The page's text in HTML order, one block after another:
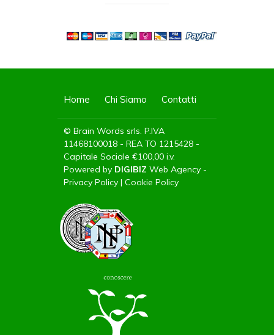
Home Chi Siamo Contatti
© Brain Words srls. P.IVA
11468100018 - REA TO 1215428 -
Capitale Sociale €100,00 i.v.
Powered by DIGIBIZ Web Agency -
Privacy Policy | Cookie Policy